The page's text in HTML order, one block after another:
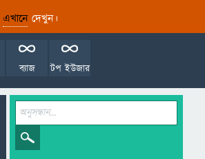
এখানেদেখুন।
টপ ইউজার
ব্যাজ